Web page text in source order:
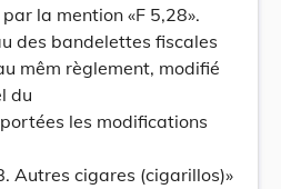
la mention «F 5,28».
des bandelettes fiscales
mêm règlement, modifié
du
les modifications
Autres cigares (cigarillos)»